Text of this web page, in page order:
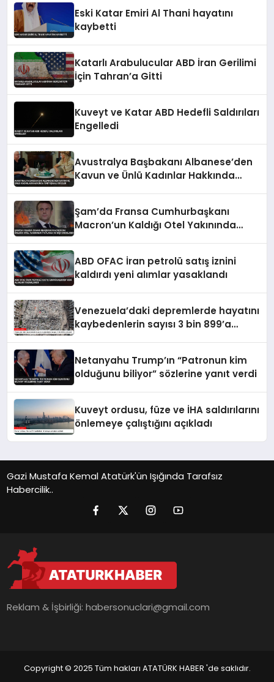
Eski Katar Emiri Al Thani hayatını
kaybetti
Katarlı Arabulucular ABD İran Gerilimi
İçin Tahran’a Gitti
Kuveyt ve Katar ABD Hedefli Saldırıları
Engelledi
Avustralya Başbakanı Albanese’den
Kavun ve Ünlü Kadınlar Hakkında
Şam’da Fransa Cumhurbaşkanı
Macron’un Kaldığı Otel Yakınında
ABD OFAC İran petrolü satış iznini
kaldırdı yeni alımlar yasaklandı
Venezuela’daki depremlerde hayatını
kaybedenlerin sayısı 3 bin 899’a
Netanyahu Trump’ın “Patronun kim
olduğunu biliyor” sözlerine yanıt verdi
Kuveyt ordusu, füze ve İHA saldırılarını
önlemeye çalıştığını açıkladı
Gazi Mustafa Kemal Atatürk'ün Işığında Tarafsız
Habercilik..
Reklam & İşbirliği:habersonuclari@gmail.com
Copyright © 2025 Tüm hakları ATATÜRK HABER 'de saklıdır.